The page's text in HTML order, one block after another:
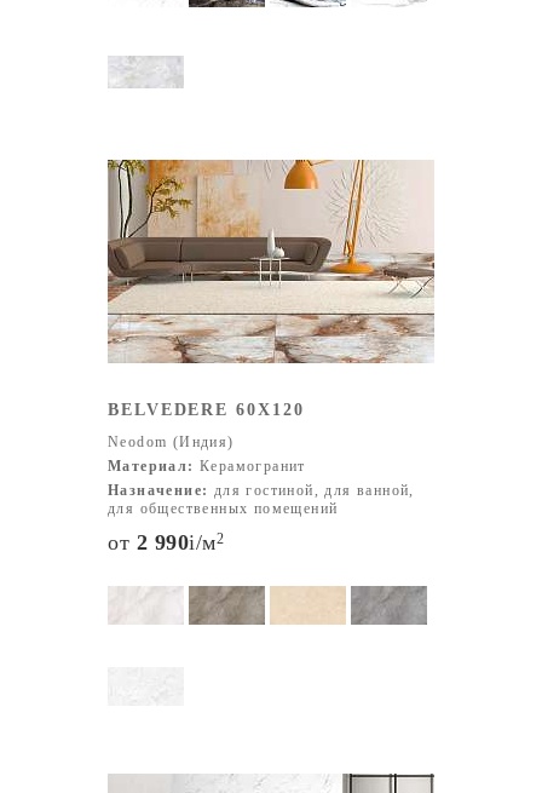
BELVEDERE 60X120
Neodom (Индия)
Материал: Керамогранит
Назначение: для гостиной, для ванной,
для общественных помещений
от 2 990i/м2